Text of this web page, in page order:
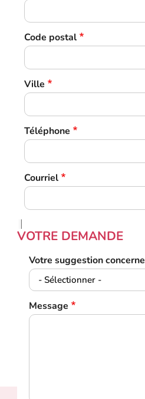
Code postal
Ville
Téléphone
Courriel
VOTRE DEMANDE
Votre suggestion concerne
Message